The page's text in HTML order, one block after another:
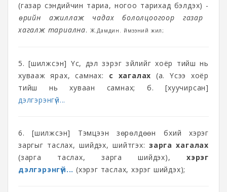
(газар сэндийчин тариа, ногоо тарихад бэлдэх) -
Өөрийн ажиллаж чадах бололцоогоор газар
хагалж тариална. Ж.Дамдин. Үймээний жил;
5. [шилжсэн] Үс, дэл зэрэг зүйлийг хоёр тийш нь
хувааж ярах, самнах: үс хагалах (а. Үсээ хоёр
тийш нь хуваан самнах; б. [хуучирсан]
дэлгэрэнгүй...
6. [шилжсэн] Тэмцээн зөрөлдөөн бүхий хэрэг
заргыг таслах, шийдэх, шийтгэх: зарга хагалах
(зарга таслах, зарга шийдэх), хэрэг
дэлгэрэнгүй... (хэрэг таслах, хэрэг шийдэх);